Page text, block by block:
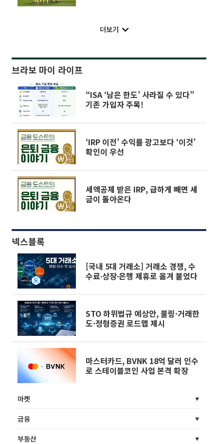
더보기
브라보 마이 라이프
“ISA ‘남은 한도’ 사라질 수 있다”
기존 가입자 주목!
‘IRP 이전’ 수익률 광고보다 ‘이것’
확인이 우선
세액공제 받은 IRP, 급하게 빼면 세
금이 돌아온다
넥스블록
[국내 5대 거래소] 거래소 경쟁, 수
수료∙상장∙은행 제휴로 옮겨 붙었다
STO 하위법규 예상안, 풀링·거래한
도·정형증권 로드맵 제시
마스터카드, BVNK 18억 달러 인수
로 스테이블코인 사업 본격 확장
마켓
금융
부동산